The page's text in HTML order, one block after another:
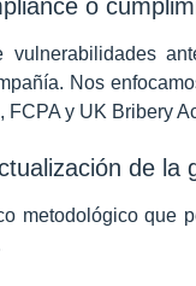
o
vulnerabilidades
Nos
FCPA y UK Bribery
de la
metodológico que